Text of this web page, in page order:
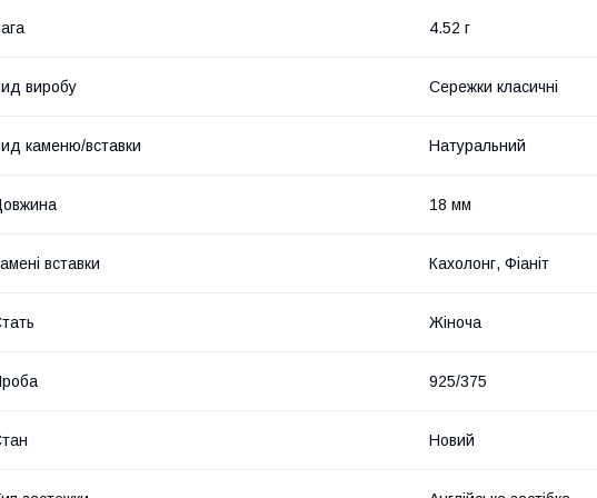
4.52 г
виробу Сережки класичні
каменю/вставки Натуральний
18 мм
вставки Кахолонг, Фіаніт
Жіноча
925/375
Новий